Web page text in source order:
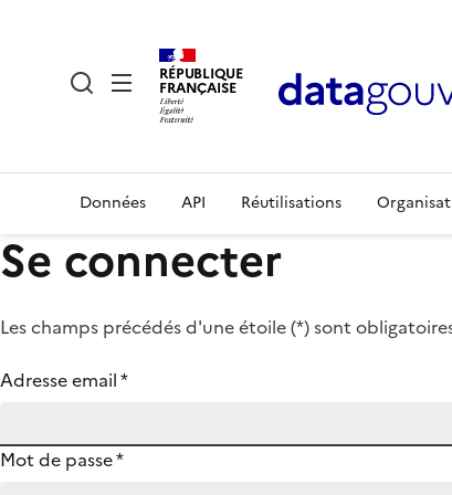
RÉPUBLIQUE
FRANÇAISE
Données API Réutilisations
Se connecter
Les champs précédés d'une étoile (*) sont
Adresse email*
Mot de passe*